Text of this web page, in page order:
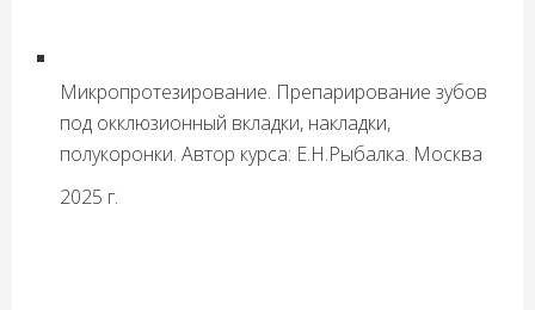
Микропротезирование. Препарирование зубов
под окклюзионный вкладки, накладки,
полукоронки. Автор курса: Е.Н.Рыбалка. Москва
2025 г.